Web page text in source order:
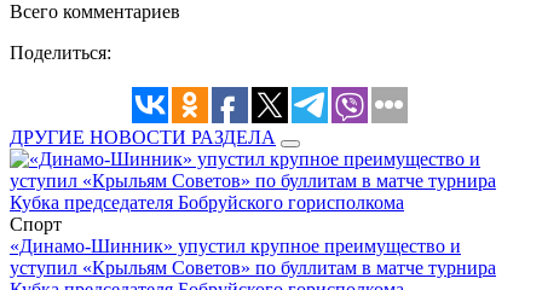
Всего комментариев
Поделиться:
ДРУГИЕ НОВОСТИ РАЗДЕЛА
Спорт
«Динамо-Шинник» упустил крупное преимущество и
уступил «Крыльям Советов» по буллитам в матче турнира